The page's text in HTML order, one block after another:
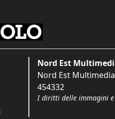
Nord Est
Nord Est Multimedia
454332
I diritti delle immagini e